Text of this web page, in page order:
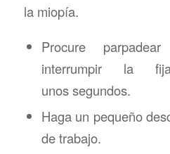
la miopía.
Procure
interrumpir la
unos segundos.
Haga un pequeño
de trabajo.